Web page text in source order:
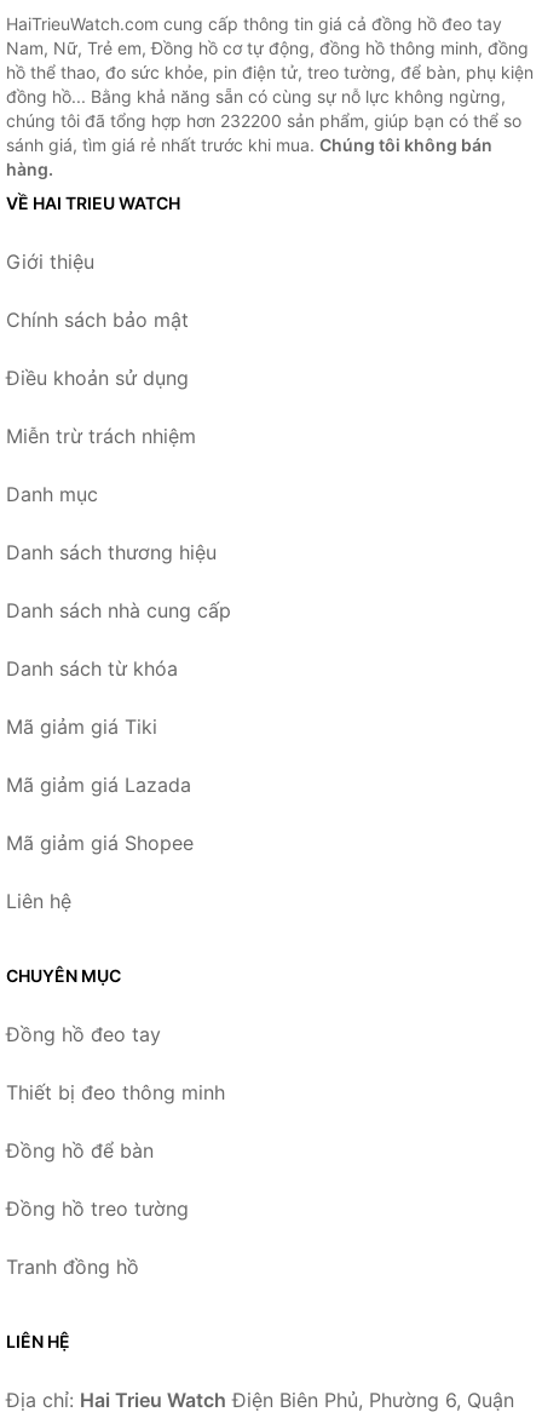
HaiTrieuWatch.com cung cấp thông tin giá cả đồng hồ đeo tay
Nam, Nữ, Trẻ em, Đồng hồ cơ tự động, đồng hồ thông minh, đồng
hồ thể thao, đo sức khỏe, pin điện tử, treo tường, để bàn, phụ kiện
đồng hồ... Bằng khả năng sẵn có cùng sự nỗ lực không ngừng,
chúng tôi đã tổng hợp hơn 232200 sản phẩm, giúp bạn có thể so
sánh giá, tìm giá rẻ nhất trước khi mua. Chúng tôi không bán
hàng.
VỀ HAI TRIEU WATCH
Giới thiệu
Chính sách bảo mật
Điều khoản sử dụng
Miễn trừ trách nhiệm
Danh mục
Danh sách thương hiệu
Danh sách nhà cung cấp
Danh sách từ khóa
Mã giảm giá Tiki
Mã giảm giá Lazada
Mã giảm giá Shopee
Liên hệ
CHUYÊN MỤC
Đồng hồ đeo tay
Thiết bị đeo thông minh
Đồng hồ để bàn
Đồng hồ treo tường
Tranh đồng hồ
LIÊN HỆ
Địa chỉ: Hai Trieu Watch Điện Biên Phủ, Phường 6, Quận